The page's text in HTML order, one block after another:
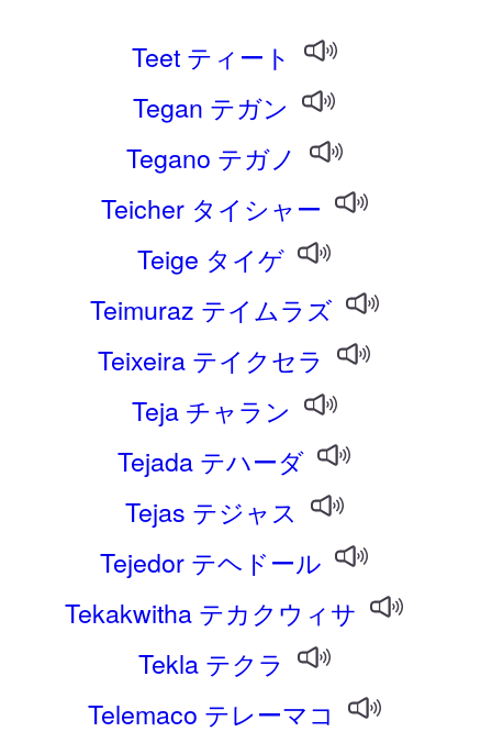
Teet ティート
Tegan テガン
Tegano テガノ
Teicher タイシャー
Teige タイゲ
Teimuraz テイムラズ
Teixeira テイクセラ
Teja チャラン
Tejada テハーダ
Tejas テジャス
Tejedor テヘドール
Tekakwitha テカクウィサ
Tekla テクラ
Telemaco テレーマコ